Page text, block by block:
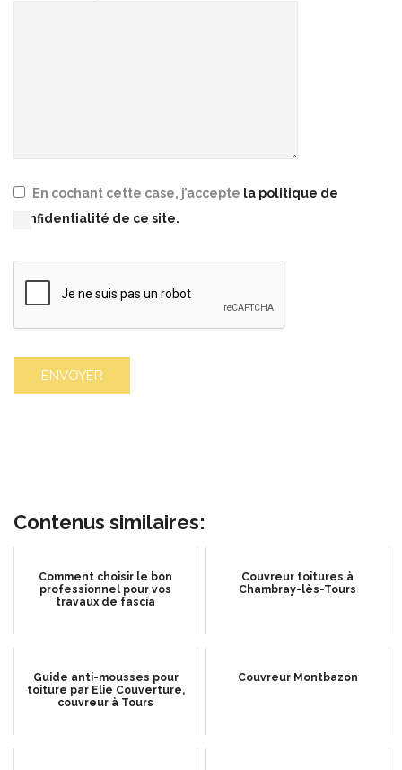
En cochant cette case, j’accepte la politique de
confidentialité de ce site.
Contenus similaires:
Comment choisir le bon
professionnel pour vos
travaux de fascia
Couvreur toitures à
Chambray-lès-Tours
Guide anti-mousses pour
toiture par Elie Couverture,
couvreur à Tours
Couvreur Montbazon